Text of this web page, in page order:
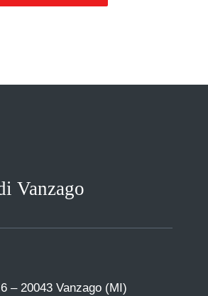
Vanzago
– 20043 Vanzago (MI)